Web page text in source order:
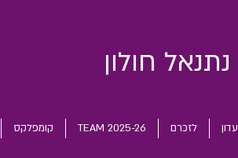
חולון
לזכרם TEAM 2025-26 קומפלקס